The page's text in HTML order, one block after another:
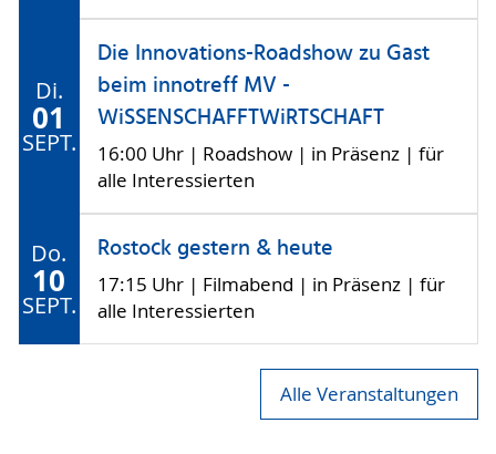
Di.
01
SEPT.
Die Innovations-Roadshow zu Gast
beim innotreff MV -
WiSSENSCHAFFTWiRTSCHAFT
16:00 Uhr | Roadshow | in Präsenz | für
alle Interessierten
Do.
10
SEPT.
Rostock gestern & heute
17:15 Uhr | Filmabend | in Präsenz | für
alle Interessierten
Alle Veranstaltungen